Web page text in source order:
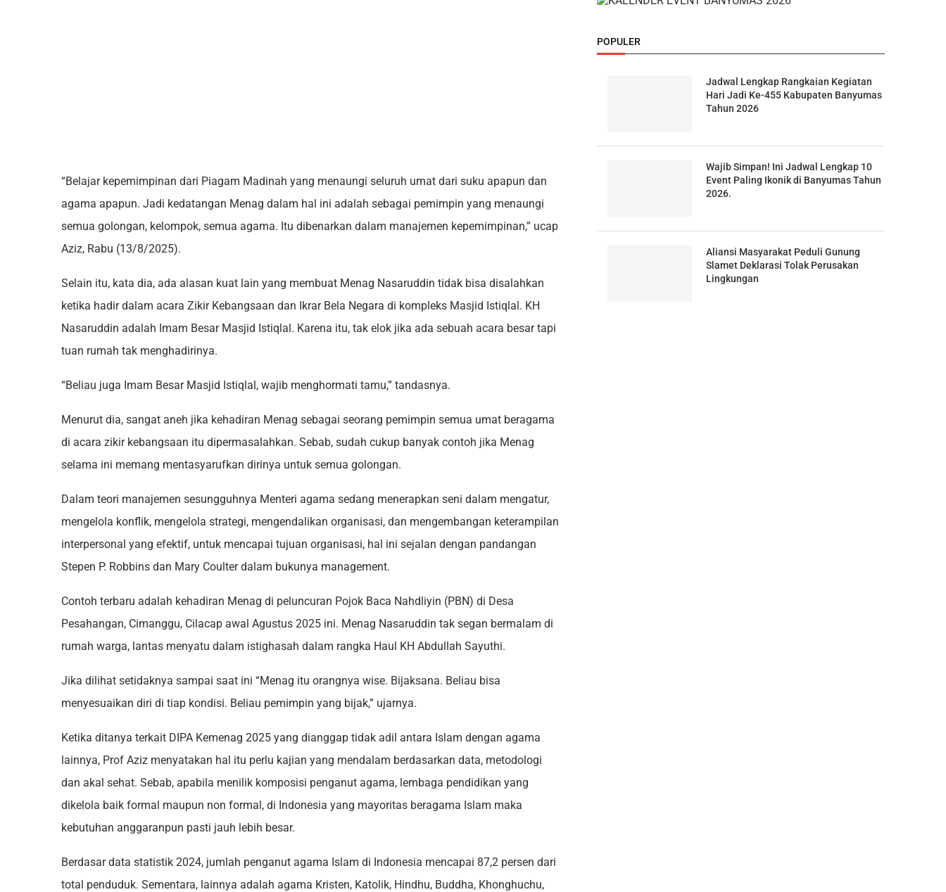
“Belajar kepemimpinan dari Piagam Madinah yang menaungi seluruh umat dari suku apapun dan
agama apapun. Jadi kedatangan Menag dalam hal ini adalah sebagai pemimpin yang menaungi
semua golongan, kelompok, semua agama. Itu dibenarkan dalam manajemen kepemimpinan,” ucap
Aziz, Rabu (13/8/2025).
Selain itu, kata dia, ada alasan kuat lain yang membuat Menag Nasaruddin tidak bisa disalahkan
ketika hadir dalam acara Zikir Kebangsaan dan Ikrar Bela Negara di kompleks Masjid Istiqlal. KH
Nasaruddin adalah Imam Besar Masjid Istiqlal. Karena itu, tak elok jika ada sebuah acara besar tapi
tuan rumah tak menghadirinya.
“Beliau juga Imam Besar Masjid Istiqlal, wajib menghormati tamu,” tandasnya.
Menurut dia, sangat aneh jika kehadiran Menag sebagai seorang pemimpin semua umat beragama
di acara zikir kebangsaan itu dipermasalahkan. Sebab, sudah cukup banyak contoh jika Menag
selama ini memang mentasyarufkan dirinya untuk semua golongan.
Dalam teori manajemen sesungguhnya Menteri agama sedang menerapkan seni dalam mengatur,
mengelola konflik, mengelola strategi, mengendalikan organisasi, dan mengembangan keterampilan
interpersonal yang efektif, untuk mencapai tujuan organisasi, hal ini sejalan dengan pandangan
Stepen P. Robbins dan Mary Coulter dalam bukunya management.
Contoh terbaru adalah kehadiran Menag di peluncuran Pojok Baca Nahdliyin (PBN) di Desa
Pesahangan, Cimanggu, Cilacap awal Agustus 2025 ini. Menag Nasaruddin tak segan bermalam di
rumah warga, lantas menyatu dalam istighasah dalam rangka Haul KH Abdullah Sayuthi.
Jika dilihat setidaknya sampai saat ini “Menag itu orangnya wise. Bijaksana. Beliau bisa
menyesuaikan diri di tiap kondisi. Beliau pemimpin yang bijak,” ujarnya.
Ketika ditanya terkait DIPA Kemenag 2025 yang dianggap tidak adil antara Islam dengan agama
lainnya, Prof Aziz menyatakan hal itu perlu kajian yang mendalam berdasarkan data, metodologi
dan akal sehat. Sebab, apabila menilik komposisi penganut agama, lembaga pendidikan yang
dikelola baik formal maupun non formal, di Indonesia yang mayoritas beragama Islam maka
kebutuhan anggaranpun pasti jauh lebih besar.
Berdasar data statistik 2024, jumlah penganut agama Islam di Indonesia mencapai 87,2 persen dari
total penduduk. Sementara, lainnya adalah agama Kristen, Katolik, Hindhu, Buddha, Khonghuchu,
POPULER
Jadwal Lengkap Rangkaian Kegiatan
Hari Jadi Ke-455 Kabupaten Banyumas
Tahun 2026
Wajib Simpan! Ini Jadwal Lengkap 10
Event Paling Ikonik di Banyumas Tahun
2026.
Aliansi Masyarakat Peduli Gunung
Slamet Deklarasi Tolak Perusakan
Lingkungan